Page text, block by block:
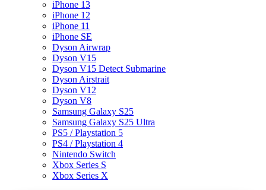
iPhone 13
iPhone 12
iPhone 11
iPhone SE
Dyson Airwrap
Dyson V15
Dyson V15 Detect Submarine
Dyson Airstrait
Dyson V12
Dyson V8
Samsung Galaxy S25
Samsung Galaxy S25 Ultra
PS5 / Playstation 5
PS4 / Playstation 4
Nintendo Switch
Xbox Series S
Xbox Series X